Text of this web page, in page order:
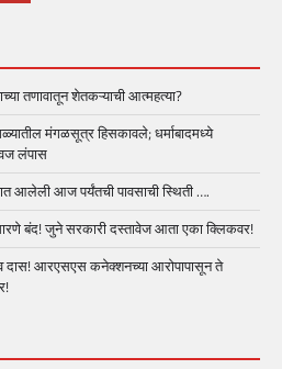
तणावातून शेतकऱ्याची आत्महत्या?
मंगळसूत्र हिसकावले; धर्माबादमध्ये
लंपास
आलेली आज पर्यंतची पावसाची स्थिती ….
बंद! जुने सरकारी दस्तावेज आता एका क्लिकवर!
दास! आरएसएस कनेक्शनच्या आरोपापासून ते